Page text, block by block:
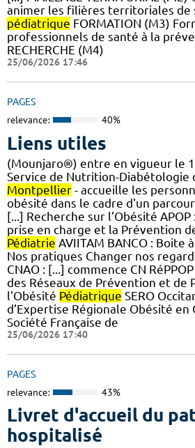
animer les filières territoriales de
pédiatrique FORMATION (M3)
professionnels de santé à la
RECHERCHE (M4)
25/06/2026 17:46
PAGES
relevance: 40%
Liens utiles
(Mounjaro®) entre en vigueur le
Service de Nutrition-Diabétologie
Montpellier - accueille les
obésité dans le cadre d'un
[...] Recherche sur l’Obésité
prise en charge et la Prévention
Pédiatrie AVIITAM BANCO : Boite
Nos pratiques Changer nos
CNAO : [...] commence CN
des Réseaux de Prévention et de
l'Obésité Pédiatrique SERO
d’Expertise Régionale Obésité en
Société Française de
25/06/2026 17:40
PAGES
relevance: 43%
Livret d'accueil du
hospitalisé